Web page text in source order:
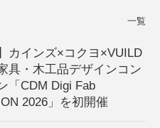
一覧
カインズ×コクヨ×VUILD
具・木工品デザインコン
「CDM Digi Fab
2026」を初開催